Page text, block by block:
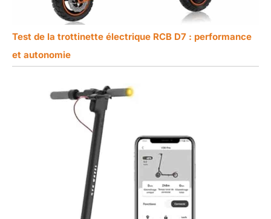
Test de la trottinette électrique RCB D7 : performance
et autonomie